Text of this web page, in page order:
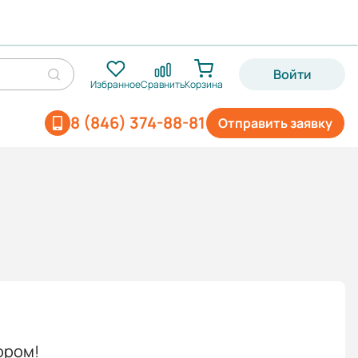
ИзбранноеСравнитьКорзина
Войти
Отправить заявку
8 (846) 374-88-81